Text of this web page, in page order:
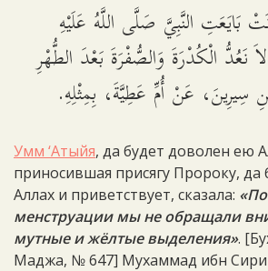
بَايَعَتِ النَّبِيَّ صَلَّى اللَّهُ عَلَيْهِ
نَعُدُّ الْكُدْرَةَ وَالصُّفْرَةَ بَعْدَ الطُّهْرِ
عَنْ أُمِّ عَطِيَّةَ، بِمِثْلِهِ.
Умм ‘Атыйя, да будет доволен ею
приносившая присягу Пророку, да
Аллах и приветствует, сказала:
менструации мы не обращали
мутные и жёлтые выделения».
Маджа, № 647] Мухаммад ибн